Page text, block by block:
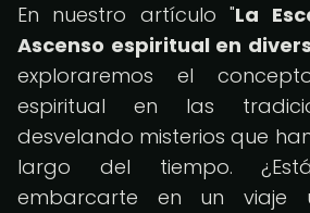
En nuestro artículo "La
Ascenso espiritual en
exploraremos el
espiritual en las
desvelando misterios que
largo del tiempo.
embarcarte en un viaje